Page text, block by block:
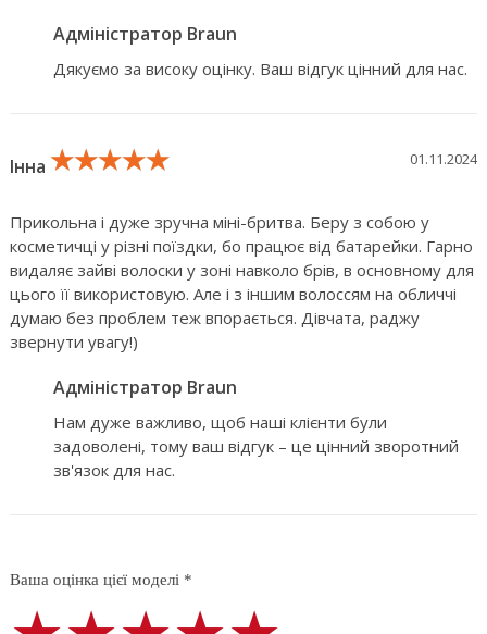
Адміністратор Braun
Дякуємо за високу оцінку. Ваш відгук цінний для нас.
Інна ★★★★★
★★★★★
★★★★★ 01.11.2024
Прикольна і дуже зручна міні-бритва. Беру з собою у
косметичці у різні поїздки, бо працює від батарейки. Гарно
видаляє зайві волоски у зоні навколо брів, в основному для
цього її використовую. Але і з іншим волоссям на обличчі
думаю без проблем теж впорається. Дівчата, раджу
звернути увагу!)
Адміністратор Braun
Нам дуже важливо, щоб наші клієнти були
задоволені, тому ваш відгук – це цінний зворотний
зв'язок для нас.
Ваша оцінка цієї моделі *